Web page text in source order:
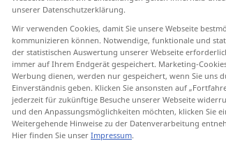
>Antagonistinf
antippen)
unserer Datenschutzerklärung.
Wir verwenden Cookies, damit Sie unsere Webseite
kommunizieren können. Notwendige, funktionale und
der statistischen Auswertung unserer Webseite
immer auf Ihrem Endgerät gespeichert. Marketing-
Werbung dienen, werden nur gespeichert, wenn Sie uns
Einverständnis geben. Klicken Sie ansonsten auf
jederzeit für zukünftige Besuche unserer Webseite
und den Anpassungsmöglichkeiten möchten, klicken Sie
Weitergehende Hinweise zu der Datenverarbeitung
Hier finden Sie unser Impressum.